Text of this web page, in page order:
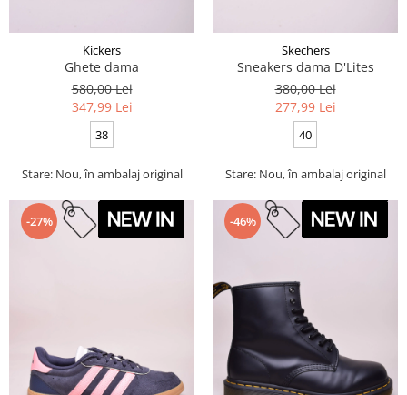
Kickers
Ghete dama
580,00 Lei
347,99 Lei
38
Stare: Nou, în ambalaj original
Skechers
Sneakers dama D'Lites
380,00 Lei
277,99 Lei
40
Stare: Nou, în ambalaj original
-27% -46%